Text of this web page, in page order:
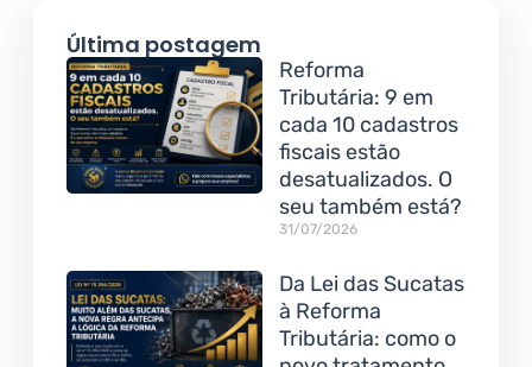
Última postagem
Reforma
Tributária: 9 em
cada 10 cadastros
fiscais estão
desatualizados. O
seu também está?
31/07/2026
Da Lei das Sucatas
à Reforma
Tributária: como o